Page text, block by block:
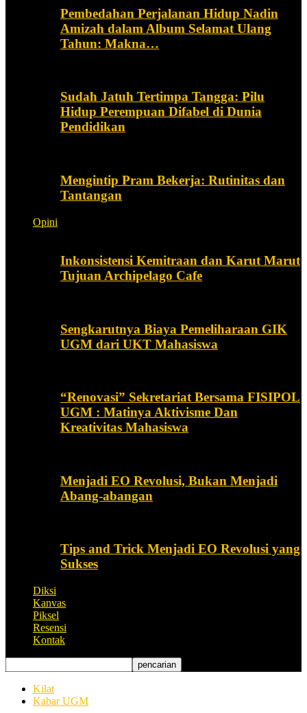
Pembedahan Perjalanan Hidup Nadin
Amizah dalam Album Selamat Ulang
Tahun: Makna…
Sudah Jatuh Tertimpa Tangga: Pilu
Hidup Perempuan Difabel di Dunia
Pendidikan
Mengintip Pram Bekerja: Rutinitas dan
Tantangan
Opini
Inkonsistensi Kemitraan dan Karut Marut
Tujuan Archipelago Cafe
Sengkarutnya Biaya Pemeliharaan GIK
UGM dari UKT Mahasiswa
“Renovasi” Sekretariat Bersama FISIPOL
UGM : Matinya Aktivisme Dan
Kreativitas Mahasiswa
Menjadi EO Revolusi, Bukan Menjadi
Abang-abangan
Tips and Trick Menjadi EO Revolusi yang
Sukses
Diksi
Kanvas
Piksel
Resensi
Kontak
Kilat
Kabar UGM